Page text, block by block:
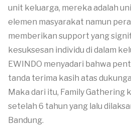
unit keluarga, mereka adalah
elemen masyarakat namun
memberikan support yang
kesuksesan individu di dalam
EWINDO menyadari bahwa
tanda terima kasih atas
Maka dari itu, Family Gathering
setelah 6 tahun yang lalu
Bandung.